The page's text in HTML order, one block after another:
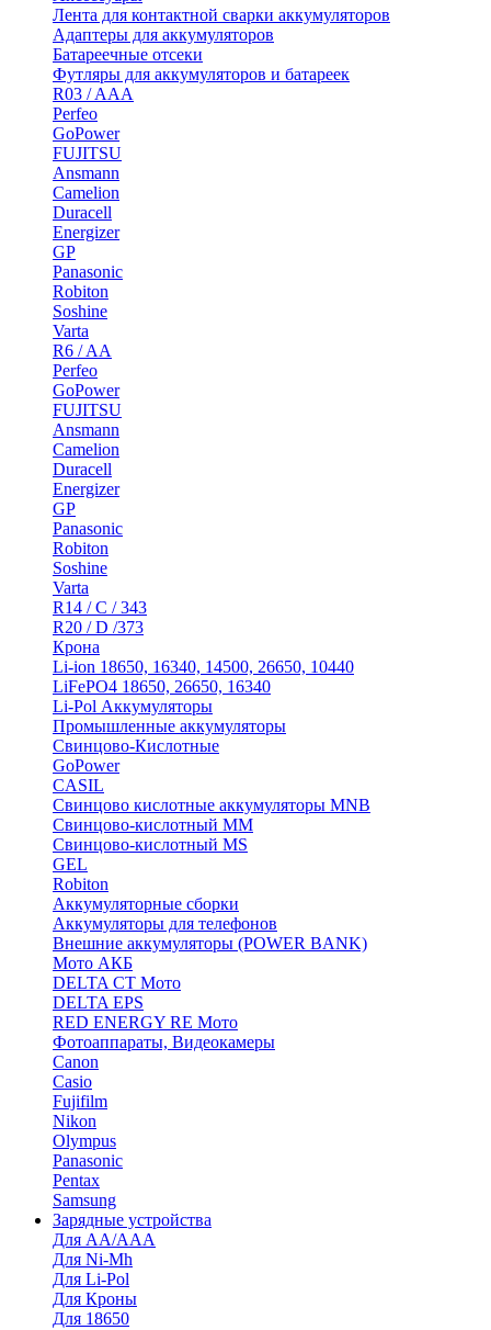
Лента для контактной сварки аккумуляторов
Адаптеры для аккумуляторов
Батареечные отсеки
Футляры для аккумуляторов и батареек
R03 / AAA
Perfeo
GoPower
FUJITSU
Ansmann
Camelion
Duracell
Energizer
GP
Panasonic
Robiton
Soshine
Varta
R6 / AA
Perfeo
GoPower
FUJITSU
Ansmann
Camelion
Duracell
Energizer
GP
Panasonic
Robiton
Soshine
Varta
R14 / C / 343
R20 / D /373
Крона
Li-ion 18650, 16340, 14500, 26650, 10440
LiFePO4 18650, 26650, 16340
Li-Pol Аккумуляторы
Промышленные аккумуляторы
Свинцово-Кислотные
GoPower
CASIL
Свинцово кислотные аккумуляторы MNB
Cвинцово-кислотный MM
Cвинцово-кислотный MS
GEL
Robiton
Аккумуляторные сборки
Аккумуляторы для телефонов
Внешние аккумуляторы (POWER BANK)
Мото АКБ
DELTA CT Мото
DELTA EPS
RED ENERGY RE Мото
Фотоаппараты, Видеокамеры
Canon
Casio
Fujifilm
Nikon
Olympus
Panasonic
Pentax
Samsung
Зарядные устройства
Для AA/AAA
Для Ni-Mh
Для Li-Pol
Для Кроны
Для 18650